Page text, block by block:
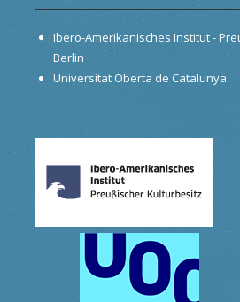
Ibero-Amerikanisches Institut -
Berlin
Universitat Oberta de Catalunya